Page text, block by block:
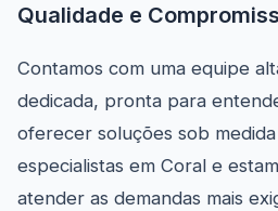
Qualidade e
Contamos com uma equipe
dedicada, pronta para
oferecer soluções sob
especialistas em Coral e
atender as demandas mais